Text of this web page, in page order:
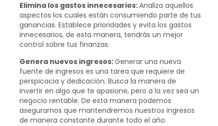
Elimina los gastos innecesarios:Analiza aquellos
aspectos los cuales están consumiendo parte de tus
ganancias. Establece prioridades y evita los gastos
innecesarios, de esta manera, tendrás un mejor
control sobre tus finanzas.
Genera nuevos ingresos:Generar una nueva
fuente de ingresos es una tarea que requiere de
perspicacia y dedicación. Busca la manera de
invertir en algo que te apasione, pero a la vez sea un
negocio rentable. De esta manera podemos
asegurarnos que mantendremos nuestros ingresos
de manera constante durante todo el año.